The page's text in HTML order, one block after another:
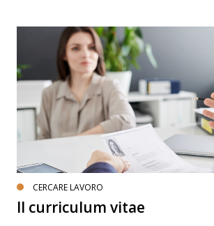
CERCARE LAVORO
Il curriculum vitae